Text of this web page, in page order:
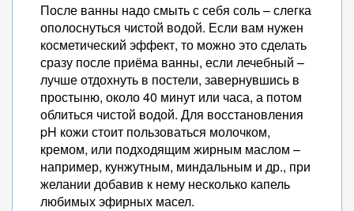
После ванны надо смыть с себя соль – слегка
ополоснуться чистой водой. Если вам нужен
косметический эффект, то можно это сделать
сразу после приёма ванны, если лечебный –
лучше отдохнуть в постели, завернувшись в
простыню, около 40 минут или часа, а потом
облиться чистой водой. Для восстановления
pH кожи стоит пользоваться молочком,
кремом, или подходящим жирным маслом –
например, кунжутным, миндальным и др., при
желании добавив к нему несколько капель
любимых эфирных масел.